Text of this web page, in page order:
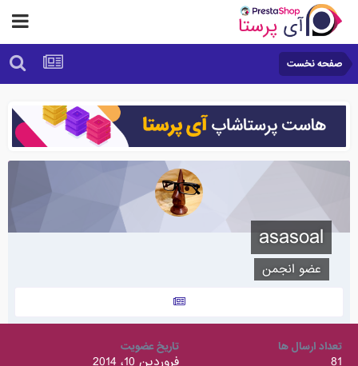
صفحه نخست
asasoal
عضو انجمن
تعداد ارسال ها تاریخ عضویت